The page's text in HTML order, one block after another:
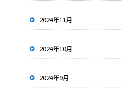
2024年11月
2024年10月
2024年9月